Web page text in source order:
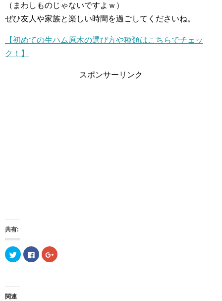
（まわしものじゃないですよｗ）
ぜひ友人や家族と楽しい時間を過ごしてくださいね。
【初めての生ハム原木の選び方や種類はこちらでチェッ
ク！】
スポンサーリンク
共有:
ク
リ
T
F
a
ク
リ
関連